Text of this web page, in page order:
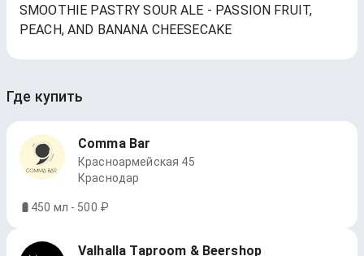
SMOOTHIE PASTRY SOUR ALE - PASSION FRUIT,
PEACH, AND BANANA CHEESECAKE
Где купить
Comma Bar
Красноармейская 45
Краснодар
450 мл - 500 ₽
Valhalla Taproom & Beershop